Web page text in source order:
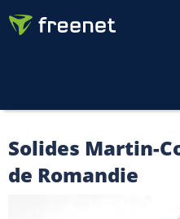
Solides Martin-
de Romandie